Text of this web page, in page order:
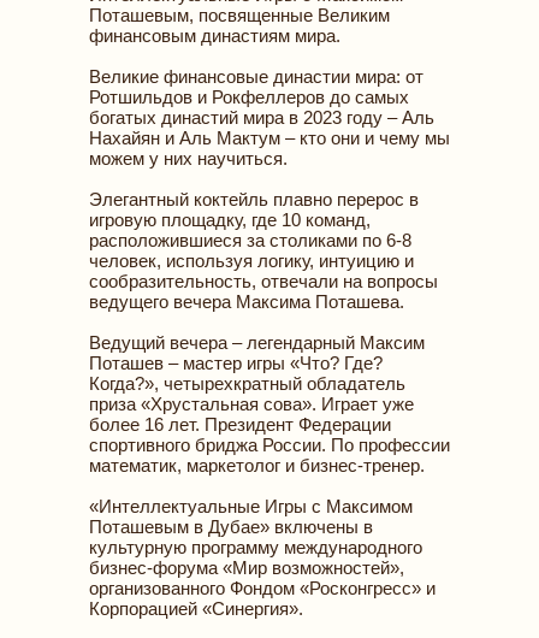
Поташевым, посвященные Великим
финансовым династиям мира.
Великие финансовые династии мира: от
Ротшильдов и Рокфеллеров до самых
богатых династий мира в 2023 году – Аль
Нахайян и Аль Мактум – кто они и чему мы
можем у них научиться.
Элегантный коктейль плавно перерос в
игровую площадку, где 10 команд,
расположившиеся за столиками по 6-8
человек, используя логику, интуицию и
сообразительность, отвечали на вопросы
ведущего вечера Максима Поташева.
Ведущий вечера – легендарный Максим
Поташев – мастер игры «Что? Где?
Когда?», четырехкратный обладатель
приза «Хрустальная сова». Играет уже
более 16 лет. Президент Федерации
спортивного бриджа России. По профессии
математик, маркетолог и бизнес-тренер.
«Интеллектуальные Игры с Максимом
Поташевым в Дубае» включены в
культурную программу международного
бизнес-форума «Мир возможностей»,
организованного Фондом «Росконгресс» и
Корпорацией «Синергия».